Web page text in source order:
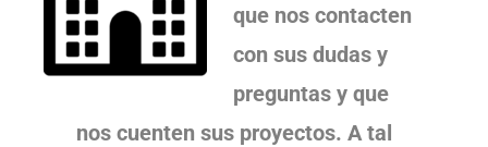
que nos contacten
con sus dudas y
preguntas y que
nos cuenten sus proyectos. A tal